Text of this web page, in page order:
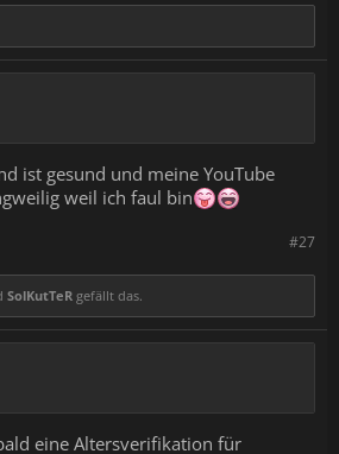
ist gesund und meine YouTube
weil ich faul bin
#27
SolKutTeR gefällt das.
eine Altersverifikation für